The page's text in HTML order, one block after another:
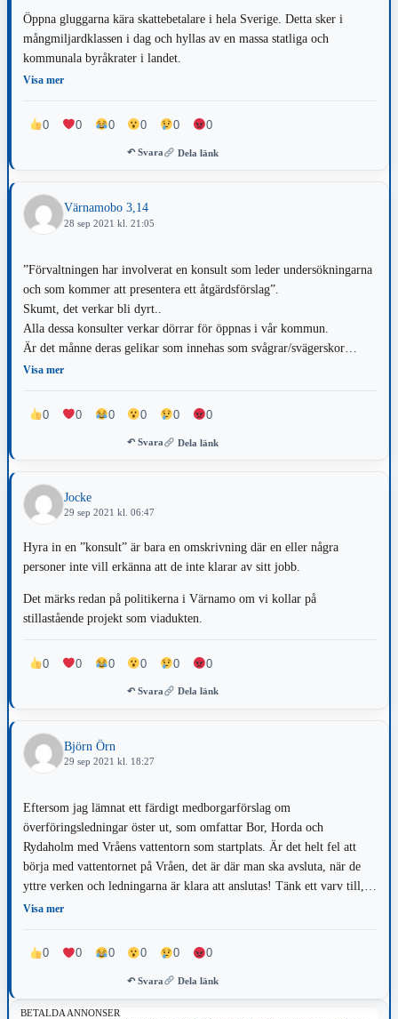
Öppna gluggarna kära skattebetalare i hela Sverige. Detta sker i
mångmiljardklassen i dag och hyllas av en massa statliga och
kommunala byråkrater i landet.
Visa mer
0 0 0 0 0 0
↶ Svara Dela länk
Värnamobo 3,14
28 sep 2021 kl. 21:05
”Förvaltningen har involverat en konsult som leder undersökningarna
och som kommer att presentera ett åtgärdsförslag”.
Skumt, det verkar bli dyrt..
Alla dessa konsulter verkar dörrar för öppnas i vår kommun.
Är det månne deras gelikar som innehas som svågrar/svägerskor
politikerna till detta tar , det kostar ju kosing för oss- skattebetalare,
de går inte att genomföra. Men nu ska ju en tredje och fjärde part
Ledsamt men sant, sen flyttar de till annan ort och äro verksamma
Visa mer
0 0 0 0 0 0
↶ Svara Dela länk
Jocke
29 sep 2021 kl. 06:47
Hyra in en ”konsult” är bara en omskrivning där en eller några
personer inte vill erkänna att de inte klarar av sitt jobb.
Det märks redan på politikerna i Värnamo om vi kollar på
stillastående projekt som viadukten.
0 0 0 0 0 0
↶ Svara Dela länk
Björn Örn
29 sep 2021 kl. 18:27
Eftersom jag lämnat ett färdigt medborgarförslag om
överföringsledningar öster ut, som omfattar Bor, Horda och
Rydaholm med Vråens vattentorn som startplats. Är det helt fel att
börja med vattentornet på Vråen, det är där man ska avsluta, när de
yttre verken och ledningarna är klara att anslutas! Tänk ett varv till,
eller lägg pannorna i djupa veck som ni har tänkt med
Visa mer
0 0 0 0 0 0
↶ Svara Dela länk
BETALDA ANNONSER